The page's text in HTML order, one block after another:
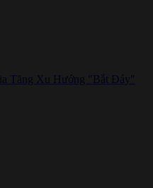
Tăng Xu Hướng "Bắt Đáy"